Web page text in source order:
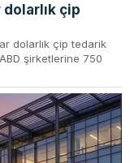
çip
dolarlık çip tedarik
şirketlerine 750